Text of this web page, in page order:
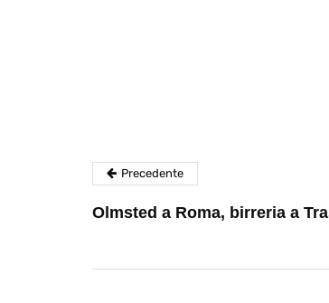
Precedente
Olmsted a Roma, birreria a